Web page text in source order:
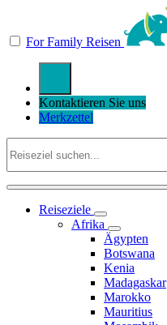
For Family Reisen
Kontaktieren Sie uns
Merkzettel
Reiseziele
Afrika
Ägypten
Botswana
Kenia
Madagaskar
Marokko
Mauritius